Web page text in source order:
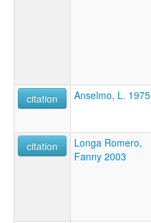
citation
Anselmo, L. 1975
citation
Longa Romero,
Fanny 2003